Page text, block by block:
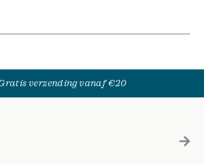
verzending vanaf €20